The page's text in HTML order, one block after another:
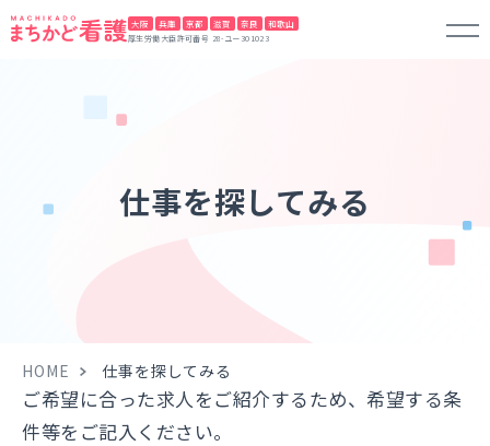
大阪 兵庫 京都 滋賀 奈良 和歌山
厚生労働大臣許可番号 28-ユー301023
仕事を探してみる
HOME 仕事を探してみる
ご希望に合った求人をご紹介するため、希望する条
件等をご記入ください。